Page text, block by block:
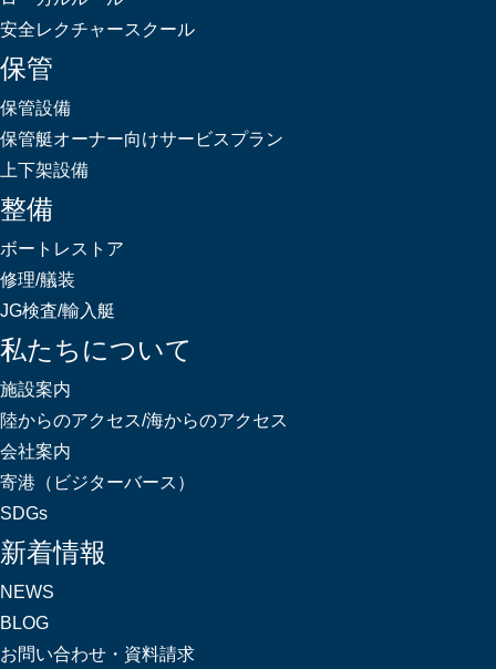
安全レクチャースクール
保管
保管設備
保管艇オーナー向けサービスプラン
上下架設備
整備
ボートレストア
修理/艤装
JG検査/輸入艇
私たちについて
施設案内
陸からのアクセス/海からのアクセス
会社案内
寄港（ビジターバース）
SDGs
新着情報
NEWS
BLOG
お問い合わせ・資料請求